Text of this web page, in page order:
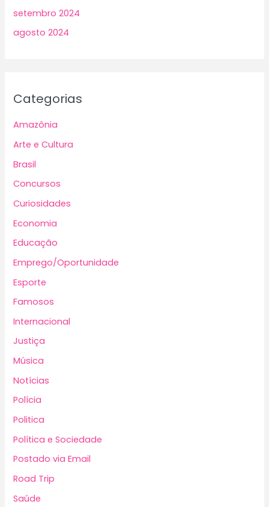
setembro 2024
agosto 2024
Categorias
Amazônia
Arte e Cultura
Brasil
Concursos
Curiosidades
Economia
Educação
Emprego/Oportunidade
Esporte
Famosos
Internacional
Justiça
Música
Notícias
Polícia
Politica
Política e Sociedade
Postado via Email
Road Trip
Saúde